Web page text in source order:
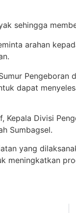
sehingga
arahan
dapat
Divisi
Sumbagsel.
yang
meningkatkan